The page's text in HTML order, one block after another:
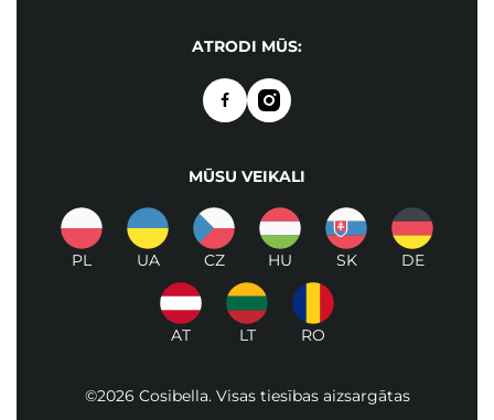
ATRODI MŪS:
MŪSU VEIKALI
PL UA CZ HU SK DE
AT LT RO
©2026 Cosibella. Visas tiesības aizsargātas